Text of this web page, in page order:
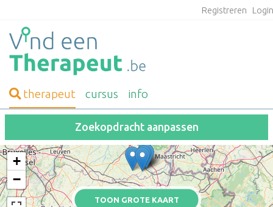
Registreren
therapeut cursus info
Zoekopdracht aanpassen
TOON GROTE KAART
+
−